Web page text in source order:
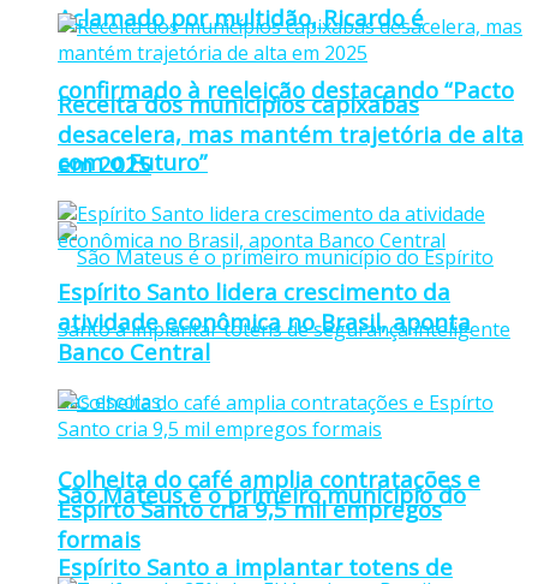
Aclamado por multidão, Ricardo é
confirmado à reeleição destacando “Pacto
com o Futuro”
São Mateus é o primeiro município do
Espírito Santo a implantar totens de
Receita dos municípios capixabas
desacelera, mas mantém trajetória de alta
em 2025
Espírito Santo lidera crescimento da
atividade econômica no Brasil, aponta
Banco Central
Colheita do café amplia contratações e
Espírto Santo cria 9,5 mil empregos
formais